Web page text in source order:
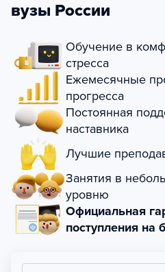
вузы России
Обучение в
стресса
Ежемесячные
прогресса
Постоянная
наставника
Лучшие
Занятия в
уровню
Официальная
поступления на